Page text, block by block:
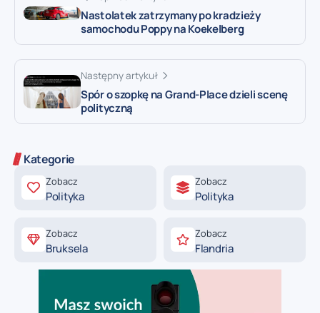
Nastolatek zatrzymany po kradzieży
samochodu Poppy na Koekelberg
Następny artykuł
Spór o szopkę na Grand-Place dzieli scenę
polityczną
Kategorie
Zobacz
Polityka
Zobacz
Polityka
Zobacz
Bruksela
Zobacz
Flandria